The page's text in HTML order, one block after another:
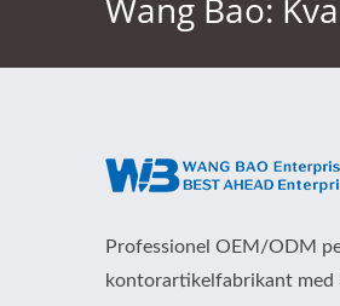
Wang Bao:
Professionel OEM/ODM
kontorartikelfabrikant med